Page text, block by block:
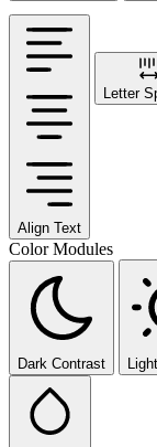
Align Text
Letter
Color Modules
Dark Contrast